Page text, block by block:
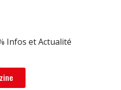
Infos et Actualité